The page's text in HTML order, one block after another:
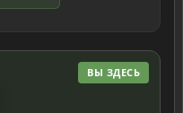
ВЫ ЗДЕСЬ